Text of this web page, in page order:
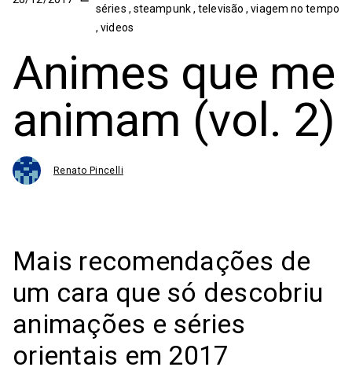
séries , steampunk,televisão,viagem no tempo
,videos
Animes que me
animam (vol. 2)
Renato Pincelli
Mais recomendações de
um cara que só descobriu
animações e séries
orientais em 2017